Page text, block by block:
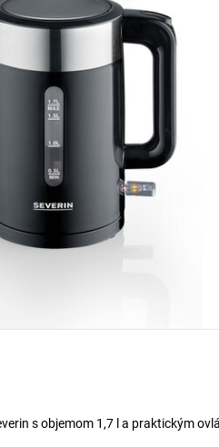
s objemom 1,7 l a praktickým